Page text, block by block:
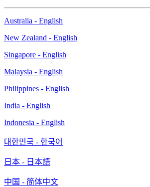
Australia - English
New Zealand - English
Singapore - English
Malaysia - English
Philippines - English
India - English
Indonesia - English
대한민국 - 한국어
日本 - 日本語
中国 - 简体中文